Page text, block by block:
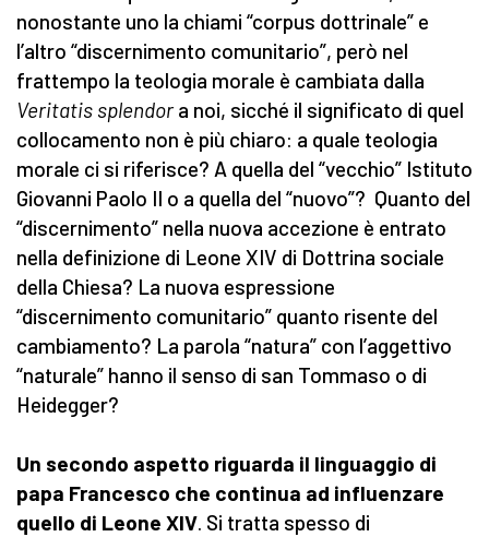
nonostante uno la chiami “corpus dottrinale” e
l’altro “discernimento comunitario”, però nel
frattempo la teologia morale è cambiata dalla
Veritatis splendora noi, sicché il significato di quel
collocamento non è più chiaro: a quale teologia
morale ci si riferisce? A quella del “vecchio” Istituto
Giovanni Paolo II o a quella del “nuovo”? Quanto del
“discernimento” nella nuova accezione è entrato
nella definizione di Leone XIV di Dottrina sociale
della Chiesa? La nuova espressione
“discernimento comunitario” quanto risente del
cambiamento? La parola “natura” con l’aggettivo
“naturale” hanno il senso di san Tommaso o di
Heidegger?
Un secondo aspetto riguarda il linguaggio di
papa Francesco che continua ad influenzare
quello di Leone XIV. Si tratta spesso di